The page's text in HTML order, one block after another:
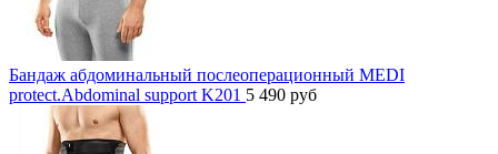
Бандаж абдоминальный послеоперационный MEDI
protect.Abdominal support K201 5 490 руб